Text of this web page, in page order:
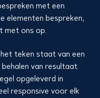
met een
elementen bespreken,
met ons op.
teken staat van een
van resultaat.
opgeleverd in
responsive voor elk